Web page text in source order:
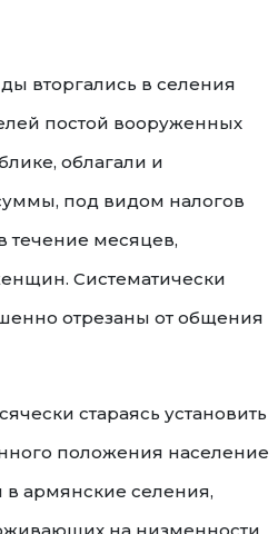
вторгались в селения
постой вооруженных
облагали и
под видом налогов
течение месяцев,
Систематически
отрезаны от общения
стараясь установить
положения население
армянские селения,